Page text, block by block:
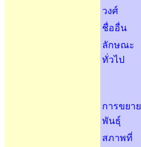
วงศ์
ชื่ออื่น
ลักษณะ
ทั่วไป
การขยาย
พันธุ์
สภาพที่